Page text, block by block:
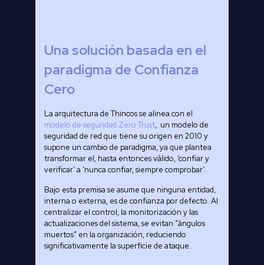
Una solución basada en el
paradigma de Confianza
Cero
La arquitectura de Thincos se alinea con el
modelo de seguridad Zero Trust, un modelo de
seguridad de red que tiene su origen en 2010 y
supone un cambio de paradigma, ya que plantea
transformar el, hasta entonces válido, ‘confiar y
verificar’ a ‘nunca confiar, siempre comprobar’.
Bajo esta premisa se asume que ninguna entidad,
interna o externa, es de confianza por defecto. Al
centralizar el control, la monitorización y las
actualizaciones del sistema, se evitan “ángulos
muertos” en la organización, reduciendo
significativamente la superficie de ataque.